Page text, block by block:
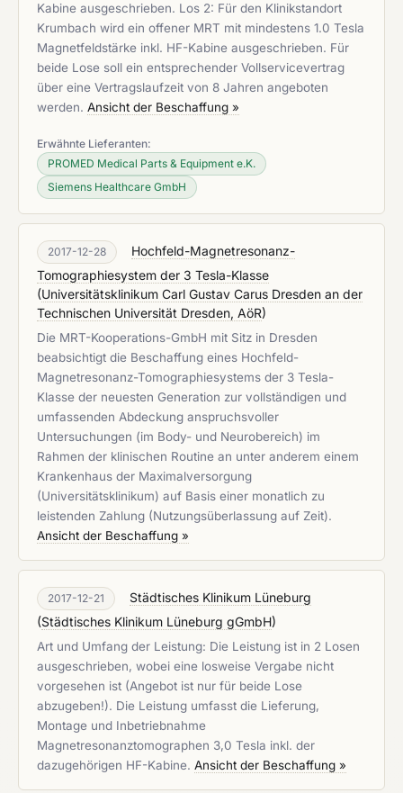
Kabine ausgeschrieben. Los 2: Für den Klinikstandort
Krumbach wird ein offener MRT mit mindestens 1.0 Tesla
Magnetfeldstärke inkl. HF-Kabine ausgeschrieben. Für
beide Lose soll ein entsprechender Vollservicevertrag
über eine Vertragslaufzeit von 8 Jahren angeboten
werden. Ansicht der Beschaffung »
Erwähnte Lieferanten:
PROMED Medical Parts & Equipment e.K.
Siemens Healthcare GmbH
2017-12-28
Hochfeld-Magnetresonanz-
Tomographiesystem der 3 Tesla-Klasse
(Universitätsklinikum Carl Gustav Carus Dresden an der
Technischen Universität Dresden, AöR)
Die MRT-Kooperations-GmbH mit Sitz in Dresden
beabsichtigt die Beschaffung eines Hochfeld-
Magnetresonanz-Tomographiesystems der 3 Tesla-
Klasse der neuesten Generation zur vollständigen und
umfassenden Abdeckung anspruchsvoller
Untersuchungen (im Body- und Neurobereich) im
Rahmen der klinischen Routine an unter anderem einem
Krankenhaus der Maximalversorgung
(Universitätsklinikum) auf Basis einer monatlich zu
leistenden Zahlung (Nutzungsüberlassung auf Zeit).
Ansicht der Beschaffung »
2017-12-21
Städtisches Klinikum Lüneburg
(Städtisches Klinikum Lüneburg gGmbH)
Art und Umfang der Leistung: Die Leistung ist in 2 Losen
ausgeschrieben, wobei eine losweise Vergabe nicht
vorgesehen ist (Angebot ist nur für beide Lose
abzugeben!). Die Leistung umfasst die Lieferung,
Montage und Inbetriebnahme
Magnetresonanztomographen 3,0 Tesla inkl. der
dazugehörigen HF-Kabine. Ansicht der Beschaffung »